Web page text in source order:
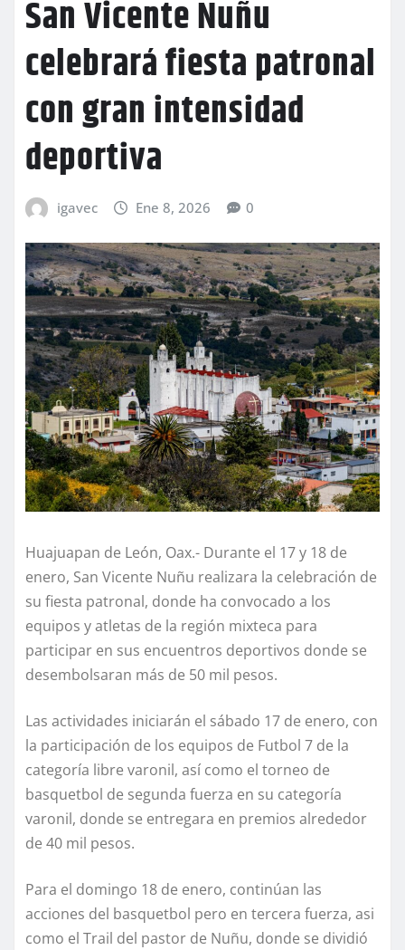
San Vicente Nuñu
celebrará fiesta patronal
con gran intensidad
deportiva
igavec Ene 8, 2026 0
Huajuapan de León, Oax.- Durante el 17 y 18 de
enero, San Vicente Nuñu realizara la celebración de
su fiesta patronal, donde ha convocado a los
equipos y atletas de la región mixteca para
participar en sus encuentros deportivos donde se
desembolsaran más de 50 mil pesos.
Las actividades iniciarán el sábado 17 de enero, con
la participación de los equipos de Futbol 7 de la
categoría libre varonil, así como el torneo de
basquetbol de segunda fuerza en su categoría
varonil, donde se entregara en premios alrededor
de 40 mil pesos.
Para el domingo 18 de enero, continúan las
acciones del basquetbol pero en tercera fuerza, asi
como el Trail del pastor de Nuñu, donde se dividió